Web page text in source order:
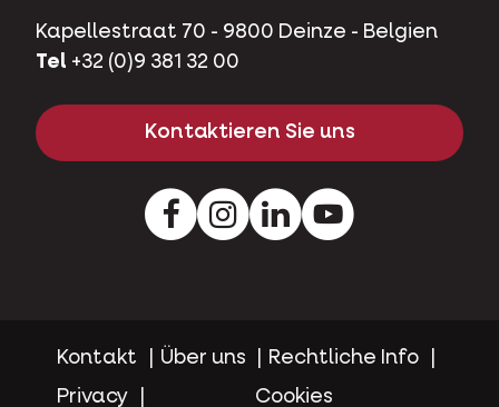
Kapellestraat 70 - 9800 Deinze - Belgien
Tel +32 (0)9 381 32 00
Kontaktieren Sie uns
FacebookInstagramLinkedInYoutube
Kontakt Über uns
Rechtliche Info
Privacy
Cookies